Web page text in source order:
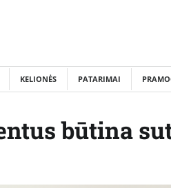
KELIONĖS PATARIMAI
būtina